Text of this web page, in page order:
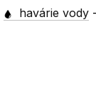
havárie vody